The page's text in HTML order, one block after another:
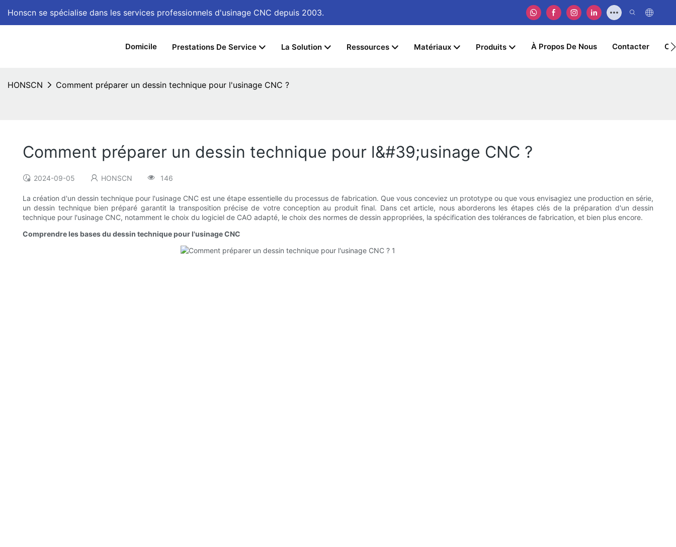
Honscn se spécialise dans les services professionnels d'usinage CNC depuis 2003.
Domicile Prestations De Service La Solution Ressources Matériaux Produits À Propos De Nous Contacter
HONSCN Comment préparer un dessin technique pour l'usinage CNC ?
Comment préparer un dessin technique pour l&#39;usinage CNC ?
2024-09-05 HONSCN 146
La création d'un dessin technique pour l'usinage CNC est une étape essentielle du processus de fabrication. Que vous conceviez un prototype ou que vous envisagiez une production en série,
un dessin technique bien préparé garantit la transposition précise de votre conception au produit final. Dans cet article, nous aborderons les étapes clés de la préparation d'un dessin
technique pour l'usinage CNC, notamment le choix du logiciel de CAO adapté, le choix des normes de dessin appropriées, la spécification des tolérances de fabrication, et bien plus encore.
Comprendre les bases du dessin technique pour l'usinage CNC